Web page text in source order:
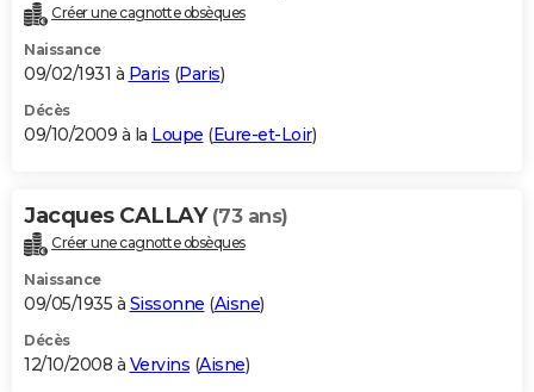
Créer une cagnotte obsèques
Naissance
09/02/1931 à Paris (Paris)
Décès
09/10/2009 à la Loupe (Eure-et-Loir)
Jacques CALLAY (73 ans)
Créer une cagnotte obsèques
Naissance
09/05/1935 à Sissonne (Aisne)
Décès
12/10/2008 à Vervins (Aisne)